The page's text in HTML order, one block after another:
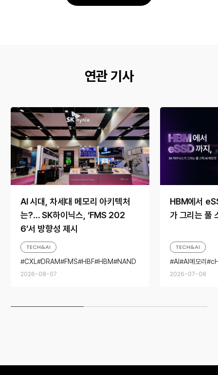
연관 기사
AI 시대, 차세대 메모리 아키텍처
는?… SK하이닉스, ‘FMS 202
6’서 방향성 제시
2026-08-07
TECH&AI
CXL DRAM FMS HBF HBM
NAND
HBM에서
가 그리는 풀
2026-07-08
TECH&AI
AI
AI메모리